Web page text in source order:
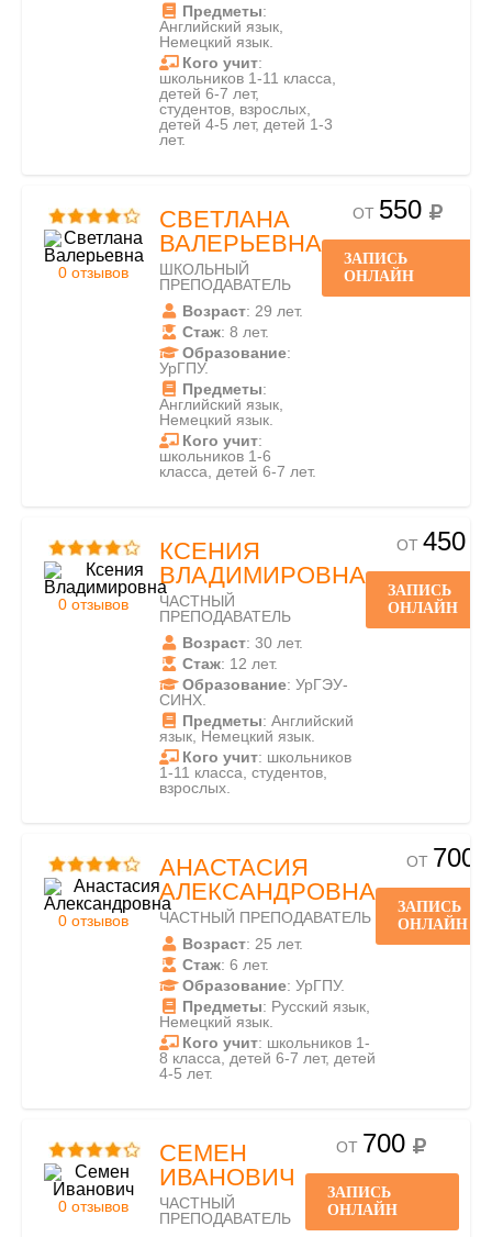
Предметы:
Английский язык,
Немецкий язык.
Кого учит:
школьников 1-11 класса,
детей 6-7 лет,
студентов, взрослых,
детей 4-5 лет, детей 1-3
лет.
0 отзывов
СВЕТЛАНА
ВАЛЕРЬЕВНА
ШКОЛЬНЫЙ
ПРЕПОДАВАТЕЛЬ
Возраст: 29 лет.
Стаж: 8 лет.
Образование:
УрГПУ.
Предметы:
Английский язык,
Немецкий язык.
Кого учит:
школьников 1-6
класса, детей 6-7 лет.
ОТ 550
ЗАПИСЬ
ОНЛАЙН
0 отзывов
КСЕНИЯ
ВЛАДИМИРОВНА
ЧАСТНЫЙ
ПРЕПОДАВАТЕЛЬ
Возраст: 30 лет.
Стаж: 12 лет.
Образование: УрГЭУ-
СИНХ.
Предметы: Английский
язык, Немецкий язык.
Кого учит: школьников
1-11 класса, студентов,
взрослых.
ОТ 450
ЗАПИСЬ
ОНЛАЙН
0 отзывов
АНАСТАСИЯ
АЛЕКСАНДРОВНА
ЧАСТНЫЙ ПРЕПОДАВАТЕЛЬ
Возраст: 25 лет.
Стаж: 6 лет.
Образование: УрГПУ.
Предметы: Русский язык,
Немецкий язык.
Кого учит: школьников 1-
8 класса, детей 6-7 лет, детей
4-5 лет.
ОТ 700
ЗАПИСЬ
ОНЛАЙН
0 отзывов
СЕМЕН
ИВАНОВИЧ
ЧАСТНЫЙ
ПРЕПОДАВАТЕЛЬ
ОТ 700
ЗАПИСЬ
ОНЛАЙН